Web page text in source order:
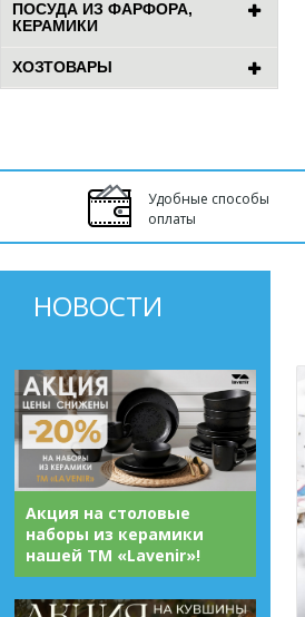
ПОСУДА ИЗ ФАРФОРА,
КЕРАМИКИ
ХОЗТОВАРЫ
Удобные способы
оплаты
НОВОСТИ
Акция на столовые
наборы из керамики
нашей ТМ «Lavenir»!